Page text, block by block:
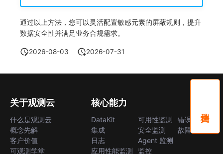
通过以上方法，您可以灵活配置敏感元素的屏蔽规则，提升
数据安全性并满足业务合规需求。
2026-08-03 2026-07-31
关于观测云
什么是观测云
概念先解
客户价值
可观测学堂
核心能力
DataKit
集成
日志
应用性能监测
可用性监测
安全监测
Agent 监测
监控
错误中心
故障中心